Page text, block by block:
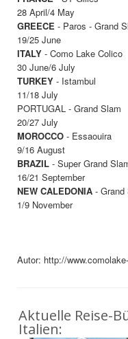
28 April/4 May
GREECE - Paros - Grand
19/25 June
ITALY - Como Lake Colico
30 June/6 July
TURKEY - Istambul
11/18 July
PORTUGAL - Grand Slam
20/27 July
MOROCCO - Essaouira
9/16 August
BRAZIL - Super Grand
16/21 September
NEW CALEDONIA - Grand
1/9 November
Autor: http://
Aktuelle Reise-
Italien: